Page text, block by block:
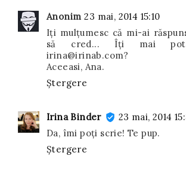
Anonim 23 mai, 2014 15:10
Iţi mulţumesc că mi-ai
să cred... Îţi mai
irina@irinab.com?
Aceeasi, Ana.
Ștergere
Irina Binder
23 mai, 2014
Da, îmi poți scrie! Te pup.
Ștergere